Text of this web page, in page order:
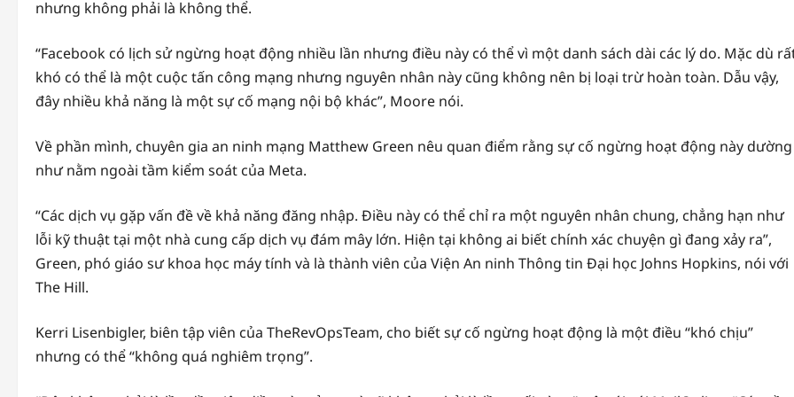
nhưng không phải là không thể.
“Facebook có lịch sử ngừng hoạt động nhiều lần nhưng điều này có thể vì một danh sách dài các lý do. Mặc dù
khó có thể là một cuộc tấn công mạng nhưng nguyên nhân này cũng không nên bị loại trừ hoàn toàn. Dẫu vậy,
đây nhiều khả năng là một sự cố mạng nội bộ khác”, Moore nói.
Về phần mình, chuyên gia an ninh mạng Matthew Green nêu quan điểm rằng sự cố ngừng hoạt động này dường
như nằm ngoài tầm kiểm soát của Meta.
“Các dịch vụ gặp vấn đề về khả năng đăng nhập. Điều này có thể chỉ ra một nguyên nhân chung, chẳng hạn như
lỗi kỹ thuật tại một nhà cung cấp dịch vụ đám mây lớn. Hiện tại không ai biết chính xác chuyện gì đang xảy ra”,
Green, phó giáo sư khoa học máy tính và là thành viên của Viện An ninh Thông tin Đại học Johns Hopkins, nói với
The Hill.
Kerri Lisenbigler, biên tập viên của TheRevOpsTeam, cho biết sự cố ngừng hoạt động là một điều “khó chịu”
nhưng có thể “không quá nghiêm trọng”.